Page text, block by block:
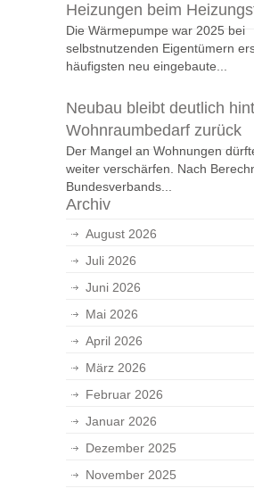
Heizungen beim
Die Wärmepumpe war 2025 bei
selbstnutzenden Eigentümern
häufigsten neu eingebaute...
Neubau bleibt deutlich
Wohnraumbedarf zurück
Der Mangel an Wohnungen
weiter verschärfen. Nach
Bundesverbands...
Archiv
August 2026
Juli 2026
Juni 2026
Mai 2026
April 2026
März 2026
Februar 2026
Januar 2026
Dezember 2025
November 2025